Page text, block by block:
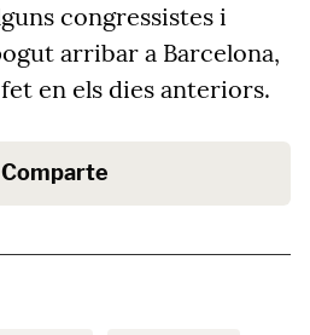
congressistes i
arribar a Barcelona,
en els dies anteriors.
Comparte